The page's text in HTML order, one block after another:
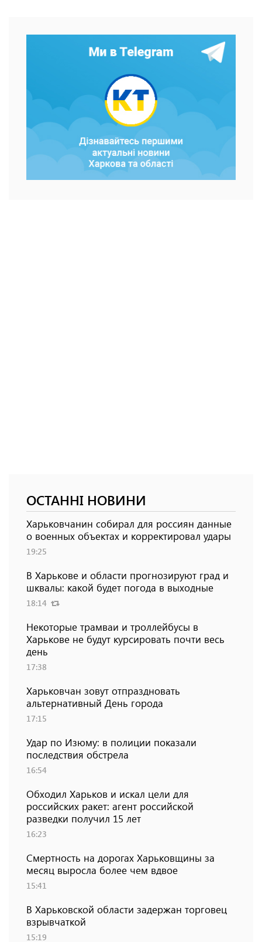
ОСТАННІ НОВИНИ
Харьковчанин собирал для россиян данные
о военных объектах и ​​корректировал удары
19:25
В Харькове и области прогнозируют град и
шквалы: какой будет погода в выходные
18:14
Некоторые трамваи и троллейбусы в
Харькове не будут курсировать почти весь
день
17:38
Харьковчан зовут отпраздновать
альтернативный День города
17:15
Удар по Изюму: в полиции показали
последствия обстрела
16:54
Обходил Харьков и искал цели для
российских ракет: агент российской
разведки получил 15 лет
16:23
Смертность на дорогах Харьковщины за
месяц выросла более чем вдвое
15:41
В Харьковской области задержан торговец
взрывчаткой
15:19